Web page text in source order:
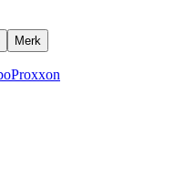
Merk
Proxxon